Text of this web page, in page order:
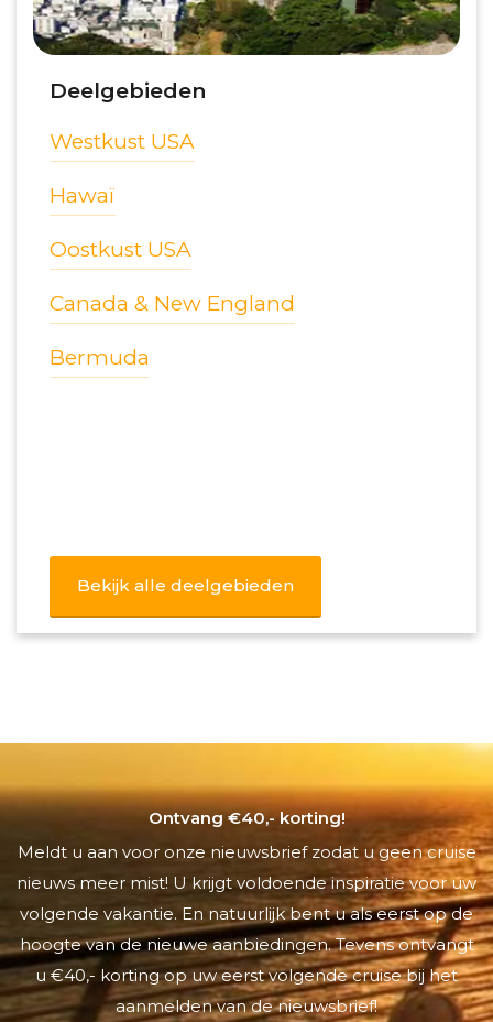
Deelgebieden
Westkust USA
Hawaï
Oostkust USA
Canada & New England
Bermuda
Bekijk alle deelgebieden
Ontvang €40,- korting!
Meldt u aan voor onze nieuwsbrief zodat u geen cruise
nieuws meer mist! U krijgt voldoende inspiratie voor uw
volgende vakantie. En natuurlijk bent u als eerst op de
hoogte van de nieuwe aanbiedingen. Tevens ontvangt
u €40,- korting op uw eerst volgende cruise bij het
aanmelden van de nieuwsbrief!